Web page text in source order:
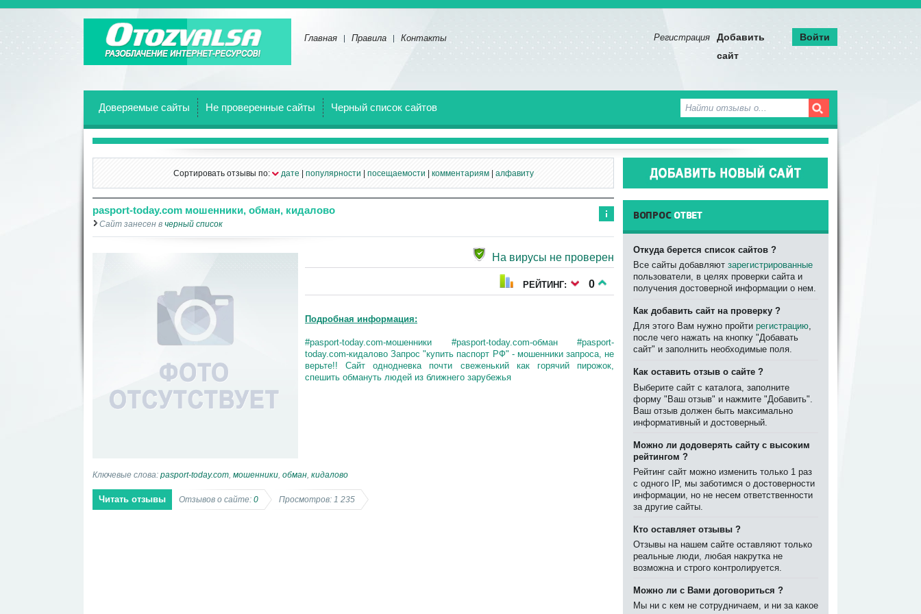
Регистрация
Добавить
сайт
Войти
Главная Правила Контакты
Доверяемые сайты Не проверенные сайты Черный список сайтов
Сортировать отзывы по: дате | популярности | посещаемости | комментариям| алфавиту
фо
аци
я к
нов
ост
и
pasport-today.com мошенники, обман, кидалово
Сайт занесен в черный список
На вирусы не проверен
РЕЙТИНГ: 0
Подробная информация:
#pasport-today.com-мошенники #pasport-today.com-обман #pasport-
today.com-кидалово Запрос "купить паспорт РФ" - мошенники запроса, не
верьте!! Сайт однодневка почти свеженький как горячий пирожок,
спешить обмануть людей из ближнего зарубежья
Ключевые слова: pasport-today.com мошенники обман кидалово
Читать отзывы Отзывов о сайте: 0 Просмотров: 1 235
ВОПРОСОТВЕТ
Откуда берется список сайтов ?
Все сайты добавляют зарегистрированные
пользователи, в целях проверки сайта и
получения достоверной информации о нем.
Как добавить сайт на проверку ?
Для этого Вам нужно пройти регистрацию,
после чего нажать на кнопку "Добавать
сайт" и заполнить необходимые поля.
Как оставить отзыв о сайте ?
Выберите сайт с каталога, заполните
форму "Ваш отзыв" и нажмите "Добавить".
Ваш отзыв должен быть максимально
информативный и достоверный.
Можно ли додоверять сайту с высоким
рейтингом ?
Рейтинг сайт можно изменить только 1 раз
с одного IP, мы заботимся о достоверности
информации, но не несем ответственности
за другие сайты.
Кто оставляет отзывы ?
Отзывы на нашем сайте оставляют только
реальные люди, любая накрутка не
возможна и строго контролируется.
Можно ли с Вами договориться ?
Мы ни с кем не сотрудничаем, и ни за какое